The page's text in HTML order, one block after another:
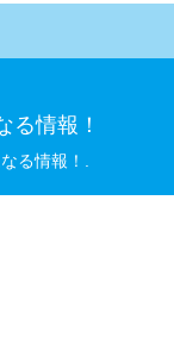
る情報！
る情報！.